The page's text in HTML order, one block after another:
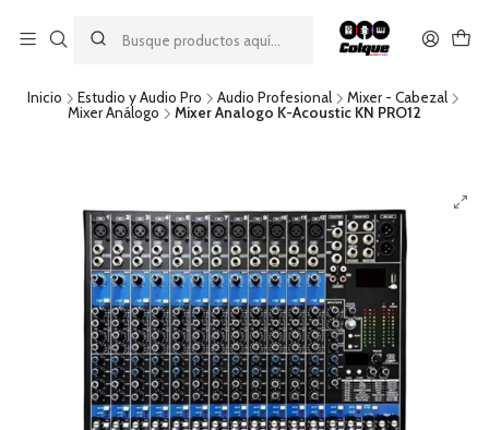
descuento por pago con transferencia bancaria
por una compra mínima de $49.990. Este descuento no es
acumulable a otras promociones ni aplicable a gastos de envío.
Inicio Estudio y Audio Pro Audio Profesional
Mixer - Cabezal
Mixer Análogo
Mixer Analogo K-Acoustic KN PRO12